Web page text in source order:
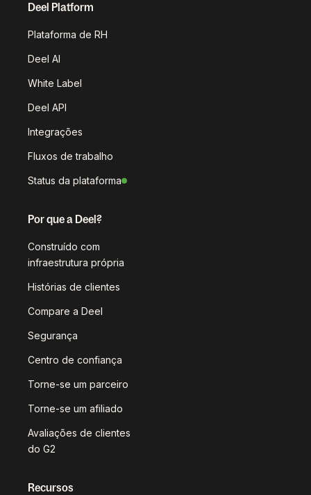
Deel Platform
Plataforma de RH
Deel AI
White Label
Deel API
Integrações
Fluxos de trabalho
Status da plataforma
Por que a Deel?
Construído com
infraestrutura própria
Histórias de clientes
Compare a Deel
Segurança
Centro de confiança
Torne-se um parceiro
Torne-se um afiliado
Avaliações de clientes
do G2
Recursos